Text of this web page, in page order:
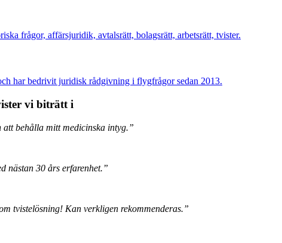
frågor, affärsjuridik, avtalsrätt, bolagsrätt, arbetsrätt, tvister.
har bedrivit juridisk rådgivning i flygfrågor sedan 2013.
vi biträtt i
att behålla mitt medicinska intyg.”
nästan 30 års erfarenhet.”
tvistelösning! Kan verkligen rekommenderas.”